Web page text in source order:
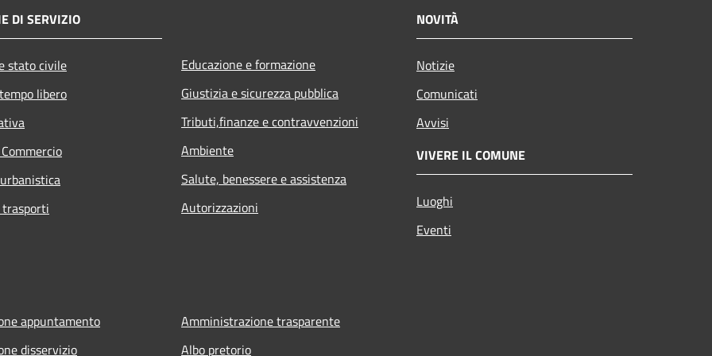
DI SERVIZIO
stato civile
libero
Educazione e formazione
Giustizia e sicurezza pubblica
Tributi,finanze e contravvenzioni
Ambiente
Salute, benessere e assistenza
Autorizzazioni
NOVITÀ
Notizie
Comunicati
Avvisi
VIVERE IL COMUNE
Luoghi
Eventi
appuntamento
disservizio
Amministrazione trasparente
Albo pretorio